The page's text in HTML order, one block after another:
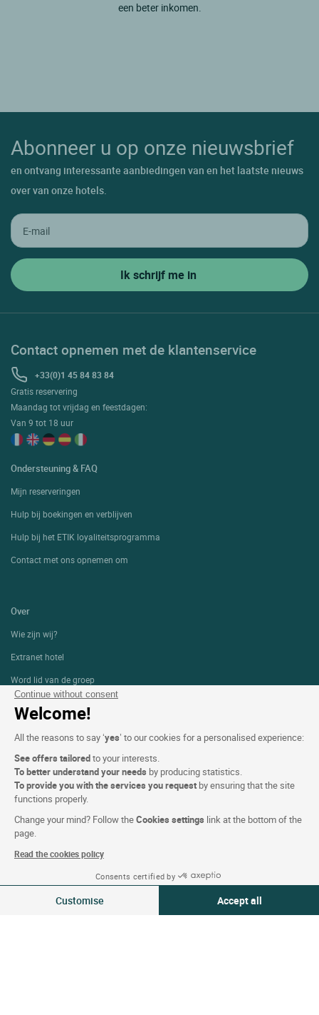
Continue without consent
Welcome!
All the reasons to say ‘yes’ to our cookies for a personalised experience:
See offers tailoredto your interests.
To better understand your needs by producing statistics.
To provide you with the services you request by ensuring that the site
functions properly.
Change your mind? Follow theCookies settings link at the bottom of the
page.
Read the cookies policy
Consents certified by
Customise Accept all
08-09 aug 2026
2 reizigers | 1 kamer
een beter inkomen.
Abonneer u op onze nieuwsbrief
en ontvang interessante aanbiedingen van en het laatste nieuws
over van onze hotels.
Contact opnemen met de klantenservice
+33(0)1 45 84 83 84
Gratis reservering
Maandag tot vrijdag en feestdagen:
Van 9 tot 18 uur
Ondersteuning & FAQ
Mijn reserveringen
Hulp bij boekingen en verblijven
Hulp bij het ETIK loyaliteitsprogramma
Contact met ons opnemen om
Over
Wie zijn wij?
Extranet hotel
Word lid van de groep
E-gift card
Persgedeelte
Voorwaarden voor de website